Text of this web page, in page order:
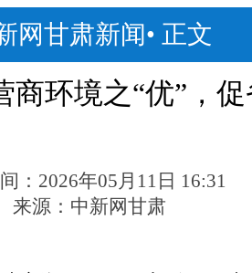
网甘肃新闻• 正文
商环境之“优”，
： 2026年05月11日 16:31
来源： 中新网甘肃